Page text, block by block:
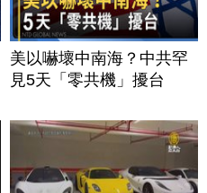
美以嚇壞中南海？中共罕
見5天「零共機」擾台